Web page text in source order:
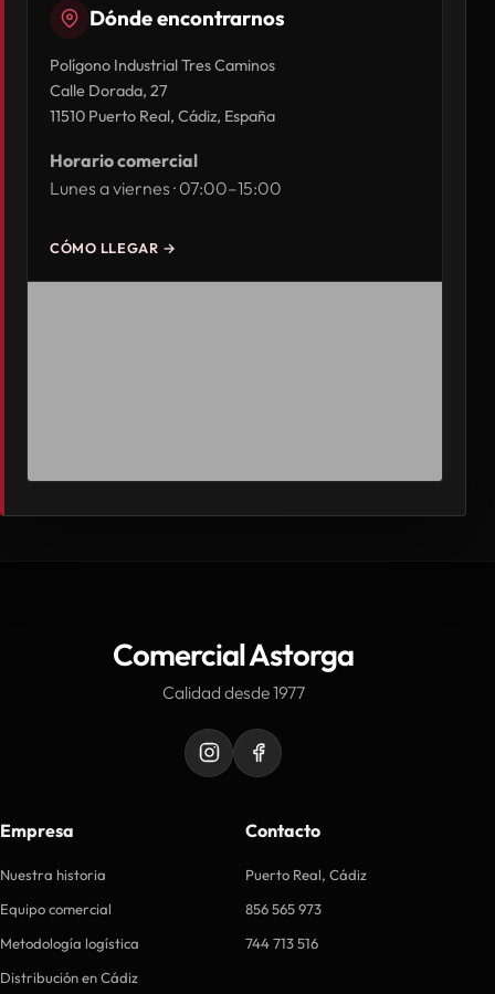
Dónde encontrarnos
Polígono Industrial Tres Caminos
Calle Dorada, 27
11510 Puerto Real, Cádiz, España
Horario comercial
Lunes a viernes · 07:00–15:00
CÓMO LLEGAR →
Comercial Astorga
Calidad desde 1977
Empresa
Nuestra historia
Equipo comercial
Metodología logística
Distribución en Cádiz
Contacto
Puerto Real, Cádiz
856 565 973
744 713 516